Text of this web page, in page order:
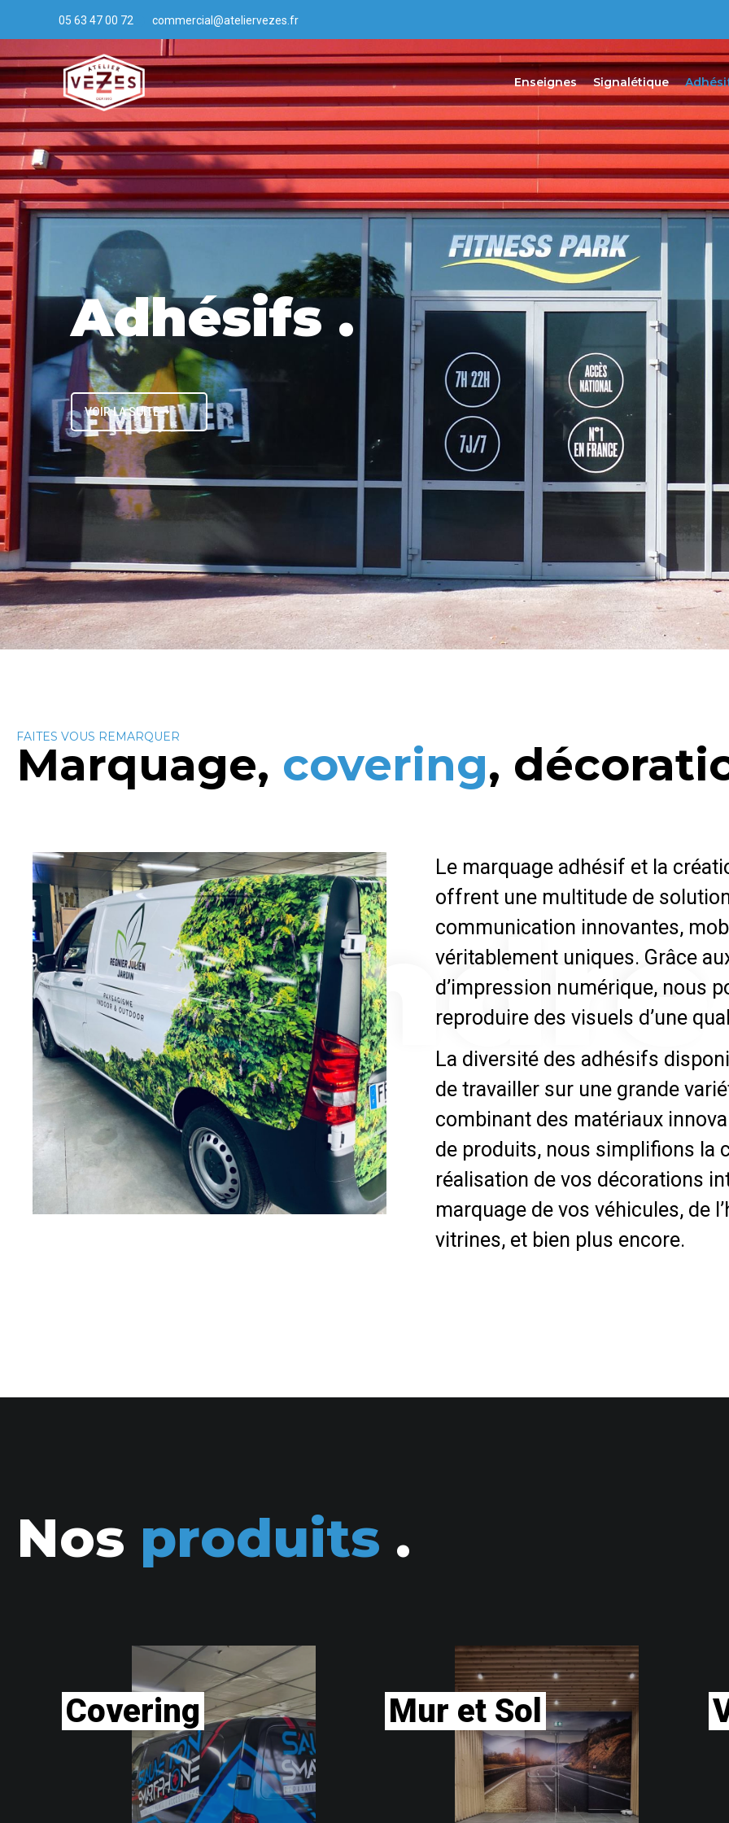
05 63 47 00 72 commercial@ateliervezes.fr
Enseignes Signalétique
Adhésifs .
VOIR LA SUITE
FAITES VOUS REMARQUER
Marquage, covering,
Le marquage adhésif et la
offrent une multitude de
communication innovantes,
véritablement uniques. Grâce
d’impression numérique, nous
reproduire des visuels d’une
La diversité des adhésifs
de travailler sur une grande
combinant des matériaux
de produits, nous simplifions la
réalisation de vos décorations
marquage de vos véhicules, de
vitrines, et bien plus encore.
Nos produits .
Covering Mur et Sol